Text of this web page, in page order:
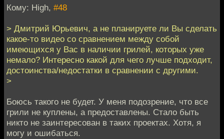
Кому: High, #48
> Дмитрий Юрьевич, а не планируете ли Вы сделать
какое-то видео со сравнением между собой
имеющихся у Вас в наличии грилей, которых уже
немало? Интересно какой для чего лучше подходит,
достоинства/недостатки в сравнении с другими.
>
Боюсь такого не будет. У меня подозрение, что все
грили не куплены, а предоставлены. Стало быть
никто не заинтересован в таких проектах. Хотя, я
могу и ошибаться.